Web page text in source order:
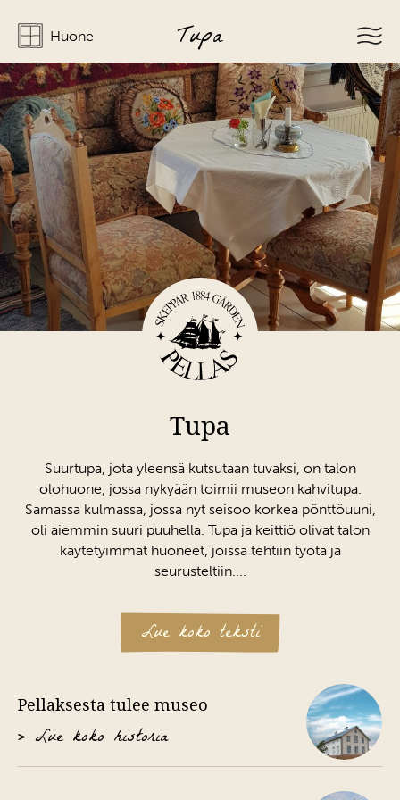
Huone Tupa
Tupa
Suurtupa, jota yleensä kutsutaan tuvaksi, on talon
olohuone, jossa nykyään toimii museon kahvitupa.
Samassa kulmassa, jossa nyt seisoo korkea pönttöuuni,
oli aiemmin suuri puuhella. Tupa ja keittiö olivat talon
käytetyimmät huoneet, joissa tehtiin työtä ja
seurusteltiin....
Suuri tummanruskea kaappi ja huoneen keskellä oleva
suuri klaffipöytä ovat käytännössä aina olleet Pellaksessa,
on alun perin Hansaksen naapuritilalta, jonne Erik
Petterin tytär Erika muutti mentyään naimisiin. Suuri
muotokuva seinällä esittää Erikaa ja hänen puolisoaan
Carl Gustaf Lundbergiä. Pienemmässä värillisessä
muotokuvassa ovat August ja Irene Eriksson. August ja
Lue koko teksti
Pellaksesta tulee museo
> Lue koko historia